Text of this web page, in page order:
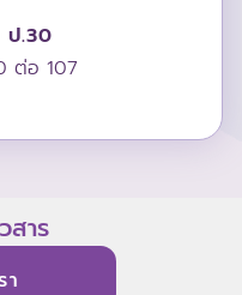
ป.30
ต่อ 107
สาร